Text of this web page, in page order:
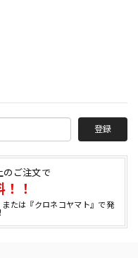
登録
のご注文で
！
たは『クロネコヤマト』で発